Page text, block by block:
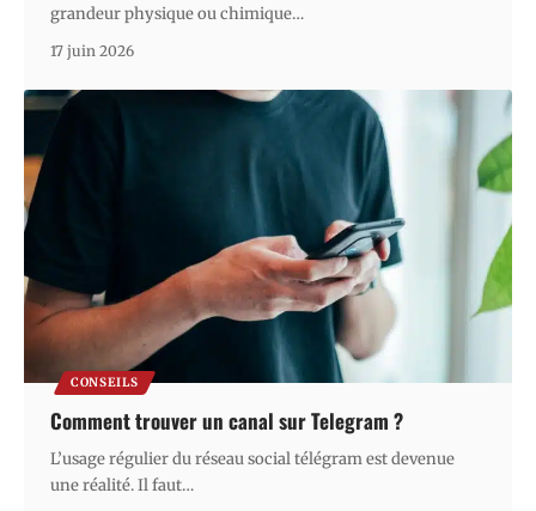
grandeur physique ou chimique…
17 juin 2026
CONSEILS
Comment trouver un canal sur Telegram ?
L’usage régulier du réseau social télégram est devenue
une réalité. Il faut…